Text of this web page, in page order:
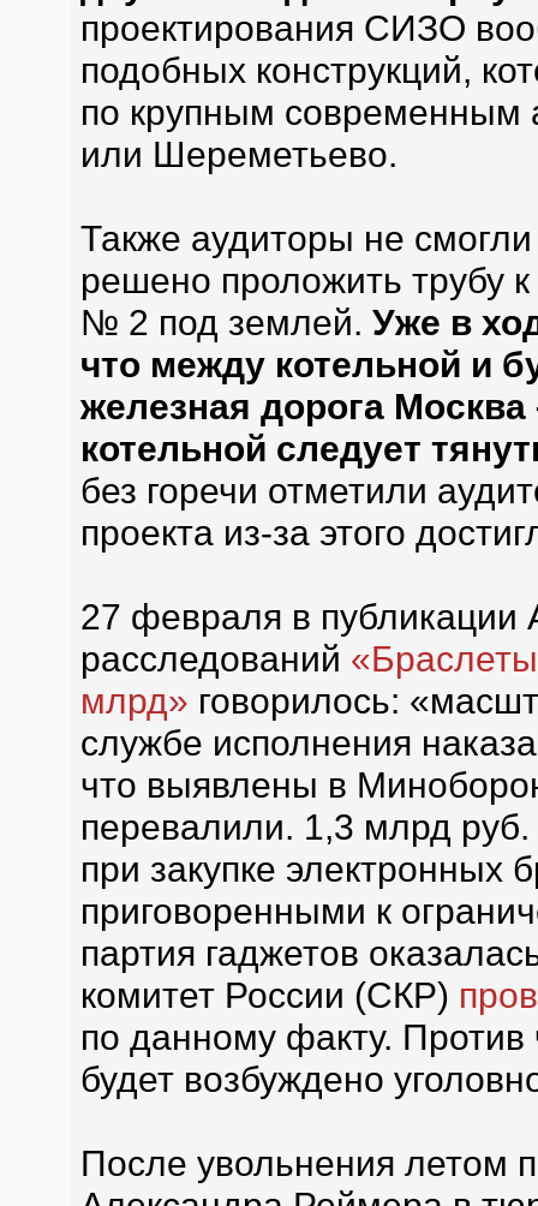
проектирования СИЗО
подобных конструкций,
по крупным современным
или Шереметьево.
Также аудиторы не
решено проложить трубу
№ 2 под землей. Уже в
что между котельной и
железная дорога Москва
котельной следует
без горечи отметили
проекта из-за этого
27 февраля в публикации
расследований
млрд» говорилось:
службе исполнения
что выявлены в
перевалили. 1,3 млрд
при закупке электронных
приговоренными к
партия гаджетов
комитет России (СКР)
по данному факту.
будет возбуждено
После увольнения летом